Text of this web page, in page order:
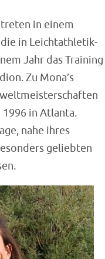
in einem
in Leichtathletik-
Jahr das Training
Zu Mona’s
in Atlanta.
nahe ihres
geliebten